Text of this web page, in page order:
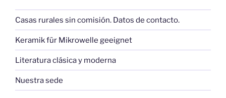
Casas rurales sin comisión. Datos de contacto.
Keramik für Mikrowelle geeignet
Literatura clásica y moderna
Nuestra sede